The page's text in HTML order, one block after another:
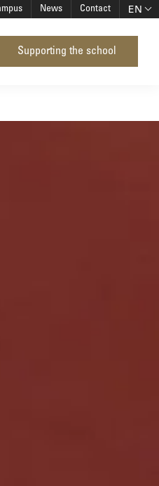
News Contact EN
Supporting the school